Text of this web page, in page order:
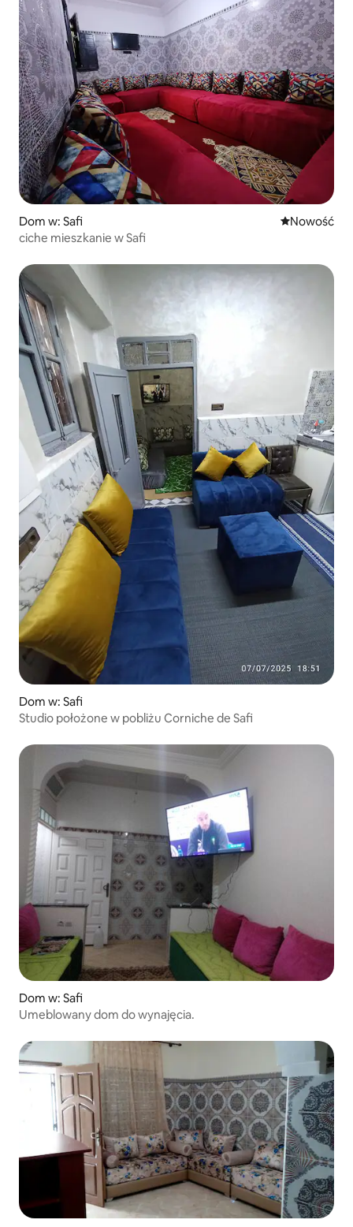
Dom w: Safi Nowe
Nowość
ciche mieszkanie w Safi
Dom w: Safi
Studio położone w pobliżu Corniche de Safi
Dom w: Safi
Umeblowany dom do wynajęcia.